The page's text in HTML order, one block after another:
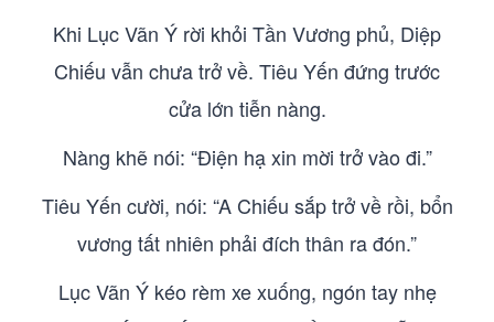
Khi Lục Vãn Ý rời khỏi Tần Vương phủ, Diệp
Chiếu vẫn chưa trở về. Tiêu Yến đứng trước
cửa lớn tiễn nàng.
Nàng khẽ nói: “Điện hạ xin mời trở vào đi.”
Tiêu Yến cười, nói: “A Chiếu sắp trở về rồi, bổn
vương tất nhiên phải đích thân ra đón.”
Lục Vãn Ý kéo rèm xe xuống, ngón tay nhẹ